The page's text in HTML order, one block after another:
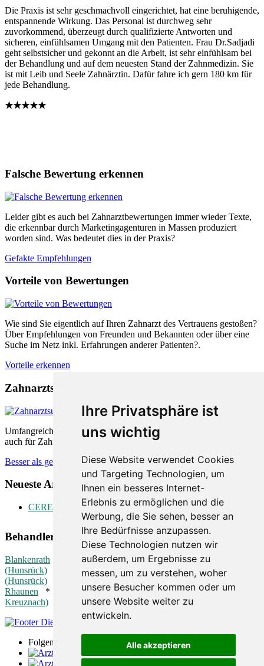
Ihre Privatsphäre ist
uns wichtig
Diese Website verwendet Cookies
und Targeting Technologien, um
Ihnen ein besseres Internet-
Erlebnis zu ermöglichen und die
Werbung, die Sie sehen, besser an
Ihre Bedürfnisse anzupassen.
Diese Technologien nutzen wir
außerdem, um Ergebnisse zu
messen, um zu verstehen, woher
unsere Besucher kommen oder um
unsere Website weiter zu
entwickeln.
Alle akzeptieren
Die Praxis ist sehr geschmachvoll eingerichtet, hat eine beruhigende,
entspannende Wirkung. Das Personal ist durchweg sehr
zuvorkommend, überzeugt durch qualifizierte Antworten und
sicheren, einfühlsamen Umgang mit den Patienten. Frau Dr.Sadjadi
geht selbstsicher und gekonnt an die Arbeit, ist sehr einfühlsam bei
der Behandlung und auf dem neuesten Stand der Zahnmedizin. Sie
ist mit Leib und Seele Zahnärztin. Dafür fahre ich gern 180 km für
jede Behandlung.
★★★★★
Falsche Bewertung erkennen
Leider gibt es auch bei Zahnarztbewertungen immer wieder Texte,
die erkennbar durch Marketingagenturen in Massen produziert
worden sind. Was bedeutet dies in der Praxis?
Gefakte Empfehlungen
Vorteile von Bewertungen
Wie sind Sie eigentlich auf Ihren Zahnarzt des Vertrauens gestoßen?
Über Empfehlungen von Freunden und Bekannten oder über eine
Suche im Netz inkl. Erfahrungen anderer Patienten?.
Vorteile erkennen
Zahnarztsuche nach Empfehlungen
Umfangreiche Bewertungsplattformen sind sowohl für Patienten als
auch für Zahnärzte äußerst hilfreich. Wie können diese helfen.
Besser als gedacht
Neueste Artikel:
CEREC
Behandler in der Nähe:
Blankenrath Büchenbeuren*Enkirch*Gemünden
(Hunsrück)
Hargesheim*Kastellaun*Kirchberg
(Hunsrück)
Lautzenhausen Monzingen
Rhaunen * Rheinböllen*Sohren*Wallhausen (Kreis Bad
Kreuznach)
Folgen Sie uns